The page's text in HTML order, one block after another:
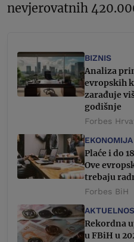
nevjerovatnih
BIZNIS
Analiza
evropskih
zarađuje
godišnje
Forbes
EKONOMIJA
Plaće i do
Ove
trebaju
Forbes BiH
Rekordna
u FBiH u